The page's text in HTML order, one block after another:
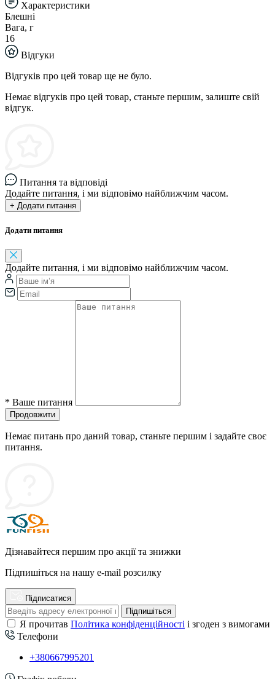
Характеристики
Блешні
Вага, г
16
Відгуки
Відгуків про цей товар ще не було.
Немає відгуків про цей товар, станьте першим, залиште свій
відгук.
Питання та відповіді
Додайте питання, і ми відповімо найближчим часом.
+ Додати питання
Додати питання
Додайте питання, і ми відповімо найближчим часом.
* Ваше питання
Продовжити
Немає питань про даний товар, станьте першим і задайте своє
питання.
Дізнавайтеся першим про акції та знижки
Підпишіться на нашу e-mail розсилку
Підписатися
Підпишіться
Я прочитав Політика конфіденційності і згоден з вимогами
Телефони
+380667995201